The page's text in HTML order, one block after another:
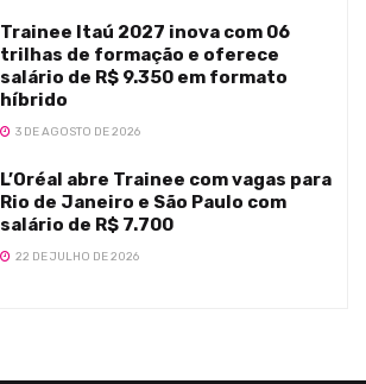
Trainee Itaú 2027 inova com 06
trilhas de formação e oferece
salário de R$ 9.350 em formato
híbrido
3 DE AGOSTO DE 2026
L’Oréal abre Trainee com vagas para
Rio de Janeiro e São Paulo com
salário de R$ 7.700
22 DE JULHO DE 2026